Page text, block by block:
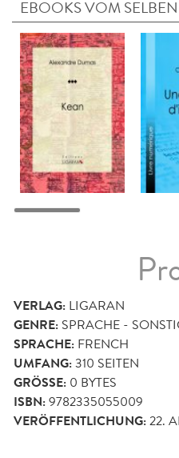
EBOOKS VOM
VERLAG: LIGARAN
GENRE: SPRACHE -
SPRACHE: FRENCH
UMFANG:310 SEITEN
GRÖSSE: 0 BYTES
ISBN:9782335055009
VERÖFFENTLICHUNG:22.